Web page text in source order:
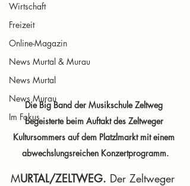
Wirtschaft
Freizeit
Online-Magazin
News Murtal & Murau
News Murtal
News Murau
Im Fokus
Die Big Band der Musikschule Zeltweg
begeisterte beim Auftakt des Zeltweger
Kultursommers auf dem Platzlmarkt mit einem
abwechslungsreichen Konzertprogramm.
MURTAL/ZELTWEG. Der Zeltweger